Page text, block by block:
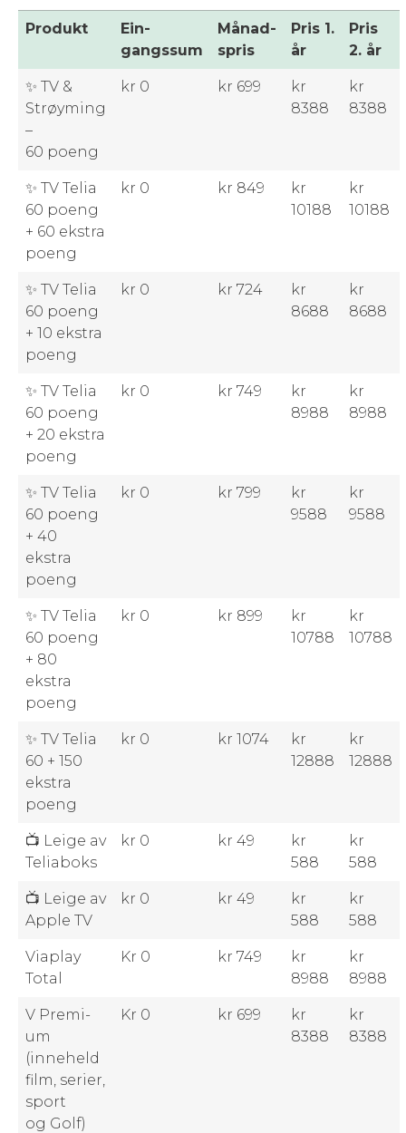
Pro­dukt
Ein­
gangssum
Månad­
spris
Pris 1.
år
Pris
2. år
✨ TV &
Strøyming
–
60 poeng
kr 0 kr 699
kr
8388
kr
8388
✨ TV Telia
60 poeng
+ 60 ekstra
poeng
kr 0 kr 849
kr
10188
kr
10188
✨ TV Telia
60 poeng
+ 10 ekstra
poeng
kr 0 kr 724
kr
8688
kr
8688
✨ TV Telia
60 poeng
+ 20 ekstra
poeng
kr 0 kr 749
kr
8988
kr
8988
✨ TV Telia
60 poeng
+ 40
ekstra
poeng
kr 0 kr 799
kr
9588
kr
9588
✨ TV Telia
60 poeng
+ 80
ekstra
poeng
kr 0 kr 899
kr
10788
kr
10788
✨ TV Telia
60 + 150
ekstra
poeng
kr 0 kr 1074
kr
12888
kr
12888
📺 Leige av
Teliaboks
kr 0 kr 49
kr
588
kr
588
📺 Leige av
Apple TV
kr 0 kr 49
kr
588
kr
588
Viaplay
Total
Kr 0 kr 749
kr
8988
kr
8988
V Pre­mi­
um
(inneheld
film, serier,
sport
og Golf)
Kr 0 kr 699
kr
8388
kr
8388